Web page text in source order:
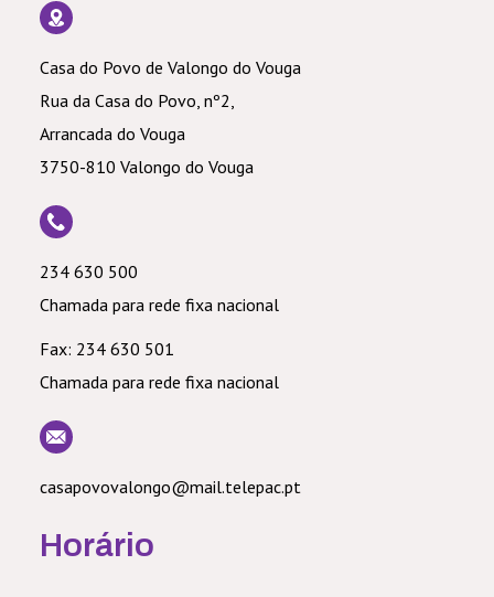
Casa do Povo de Valongo do Vouga
Rua da Casa do Povo, nº2,
Arrancada do Vouga
3750-810 Valongo do Vouga
234 630 500
Chamada para rede fixa nacional
Fax: 234 630 501
Chamada para rede fixa nacional
casapovovalongo@mail.telepac.pt
Horário